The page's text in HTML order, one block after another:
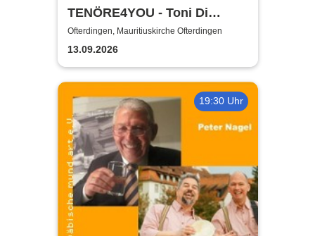
TENÖRE4YOU - Toni Di
Napoli & Pietro Pato
Ofterdingen, Mauritiuskirche Ofterdingen
13.09.2026
19:30 Uhr